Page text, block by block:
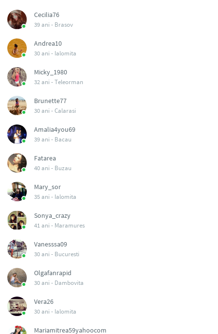
Cecilia76
39 ani - Brasov
Andrea10
30 ani - Ialomita
Micky_1980
32 ani -Teleorman
Brunette77
30 ani -Calarasi
Amalia4you69
39 ani - Bacau
Fatarea
40 ani - Buzau
Mary_sor
35 ani - Ialomita
Sonya_crazy
41 ani - Maramures
Vanesssa09
30 ani - Bucuresti
Olgafanrapid
30 ani - Dambovita
Vera26
30 ani - Ialomita
Mariamitrea59yahoocom